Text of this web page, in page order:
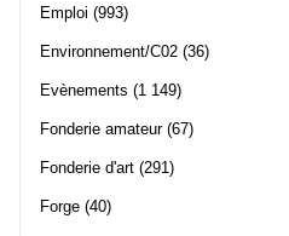
Emploi (993)
Environnement/C02 (36)
Evènements (1 149)
Fonderie amateur(67)
Fonderie d'art (291)
Forge (40)